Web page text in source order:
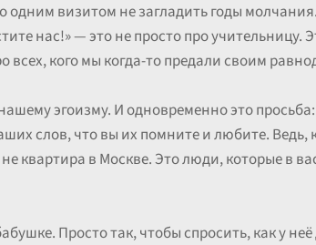
визитом не загладить годы
нас!» — это не просто про учительницу.
всех, кого мы когда-то предали своим
эгоизму. И одновременно это просьба:
слов, что вы их помните и любите. Ведь,
квартира в Москве. Это люди, которые в
Просто так, чтобы спросить, как у неё